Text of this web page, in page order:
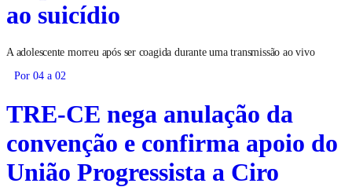
ao suicídio
A adolescente morreu após ser coagida durante uma transmissão ao vivo
Por 04 a 02
TRE-CE nega anulação da
convenção e confirma apoio do
União Progressista a Ciro